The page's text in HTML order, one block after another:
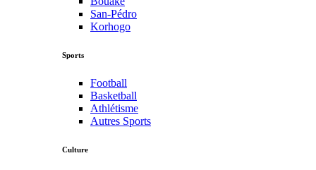
San-Pédro
Korhogo
Sports
Football
Basketball
Athlétisme
Autres Sports
Culture